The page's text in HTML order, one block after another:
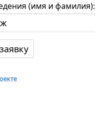
(имя и фамилия):